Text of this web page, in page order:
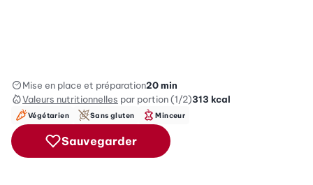
Mise en place et préparation20 min
Valeurs nutritionnelles par portion (1/2)313 kcal
Végétarien Sans gluten Minceur
Sauvegarder